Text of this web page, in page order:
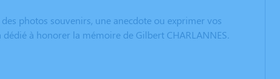
photos souvenirs, une anecdote ou exprimer vos
à honorer la mémoire de Gilbert CHARLANNES.